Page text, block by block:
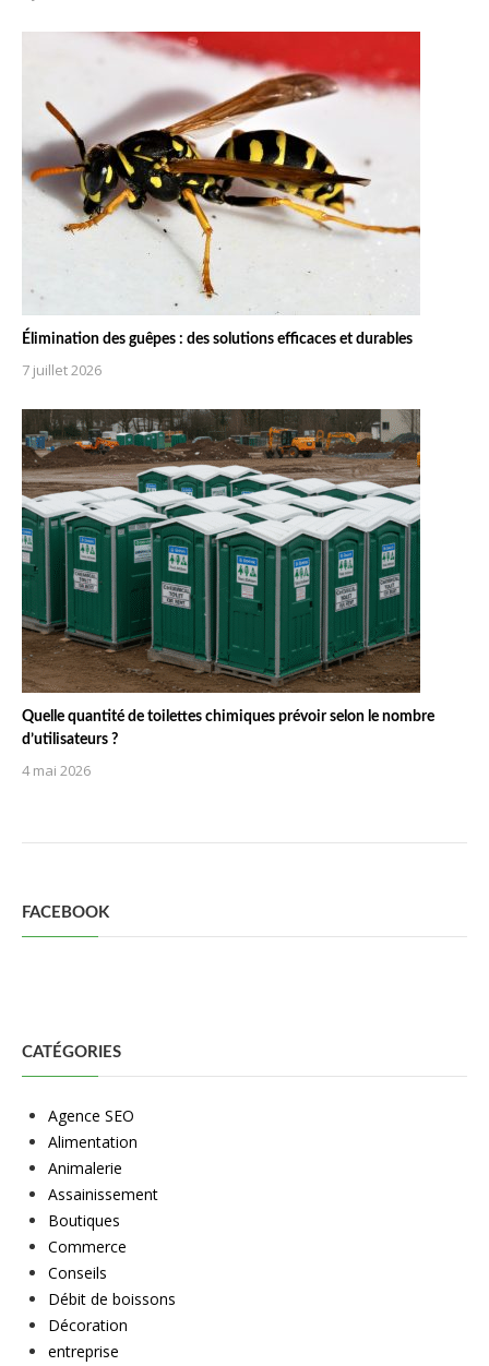
Élimination des guêpes : des solutions efficaces et durables
7 juillet 2026
Quelle quantité de toilettes chimiques prévoir selon le nombre
d’utilisateurs ?
4 mai 2026
FACEBOOK
CATÉGORIES
Agence SEO
Alimentation
Animalerie
Assainissement
Boutiques
Commerce
Conseils
Débit de boissons
Décoration
entreprise